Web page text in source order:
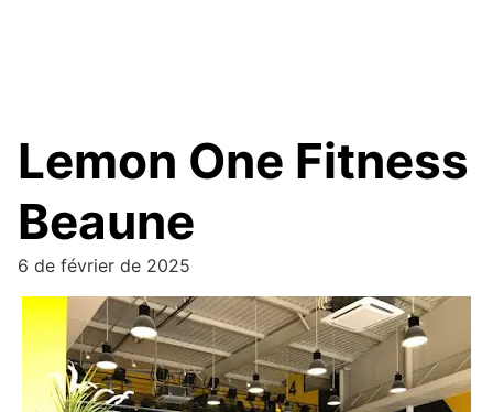
Lemon One Fitness
Beaune
6 de février de 2025